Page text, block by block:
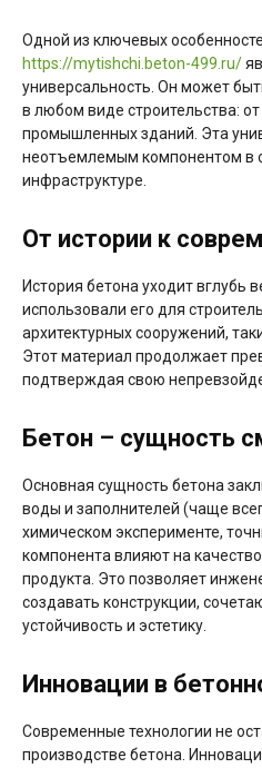
Одной из ключевых
https://mytishchi.beton-499.ru/
универсальность. Он может
в любом виде строительства:
промышленных зданий. Эта
неотъемлемым компонентом в
инфраструктуре.
От истории к
История бетона уходит вглубь
использовали его для
архитектурных сооружений,
Этот материал продолжает
подтверждая свою
Бетон – сущность
Основная сущность бетона
воды и заполнителей (чаще
химическом эксперименте,
компонента влияют на
продукта. Это позволяет
создавать конструкции,
устойчивость и эстетику.
Инновации в
Современные технологии не
производстве бетона.